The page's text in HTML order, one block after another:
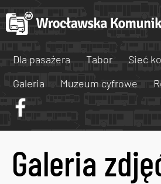
Dla pasażera Tabor
Sieć
Galeria
Muzeum cyfrowe
Galeria